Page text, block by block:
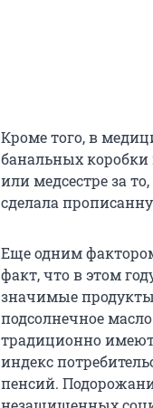
Кроме того, в
банальных
или медсестре за
сделала
Еще одним
факт, что в этом
значимые
подсолнечное
традиционно
индекс
пенсий.